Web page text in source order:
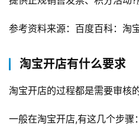
参考资料来源：百度百科：淘
淘宝开店有什么要求
淘宝开店的过程都是需要审核
一般在淘宝开店,有这几个步骤：